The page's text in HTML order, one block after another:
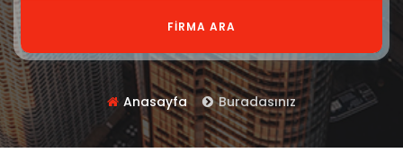
FIRMA ARA
Anasayfa Buradasınız